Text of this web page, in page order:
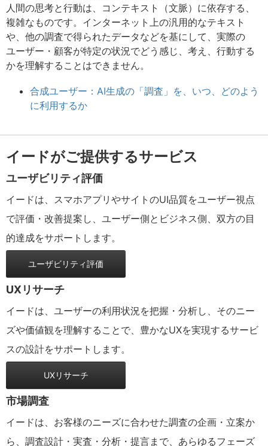
人間の思考と行動は、コンテキスト（文脈）に依存する、
複雑なものです。インターネット上の汎用的なテキスト
や、他の調査で得られたデータなどを基にして、実際の
ユーザー・顧客が特定の状況でどう感じ、考え、行動する
かを理解することはできません。
合成ユーザー：AI生成の「調査」を、いつ、どのよう
に利用するか
イードがご提供するサービス
ユーザビリティ評価
イードは、スマホアプリやサイトのUI品質をユーザー視点
で評価・改善提案し、ユーザー側とビジネス側、双方の目
的達成をサポートします。
ユーザビリティ評価
UXリサーチ
イードは、ユーザーの利用状況を把握・分析し、そのニー
ズや価値観を理解することで、豊かなUXを実現するサービ
スの設計をサポートします。
UXリサーチ
市場調査
イードは、お客様のニーズに合わせた調査の企画・立案か
ら、調査設計・実査・分析・提言まで、あらゆるフェーズ